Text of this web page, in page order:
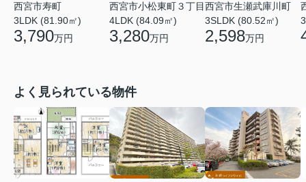
西宮市寿町
3LDK (81.90㎡)
3,790万円
西宮市小松東町３丁目
4LDK (84.09㎡)
3,280万円
西宮市生瀬武庫川町
3SLDK (80.52㎡)
2,598万円
よく見られている物件